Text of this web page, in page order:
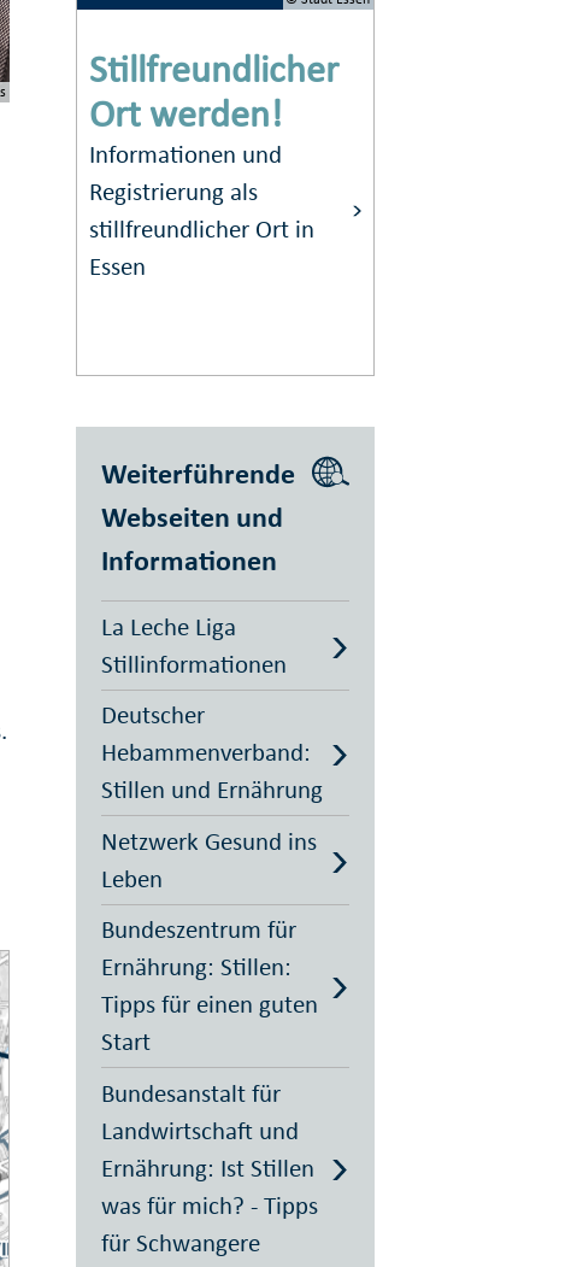
Stillfreundlicher
Ort werden!
Informationen und
Registrierung als
stillfreundlicher Ort in
Essen
Weiterführende
Webseiten und
Informationen
La Leche Liga
Stillinformationen
Deutscher
Hebammenverband:
Stillen und Ernährung
Netzwerk Gesund ins
Leben
Bundeszentrum für
Ernährung: Stillen:
Tipps für einen guten
Start
Bundesanstalt für
Landwirtschaft und
Ernährung: Ist Stillen
was für mich? - Tipps
für Schwangere